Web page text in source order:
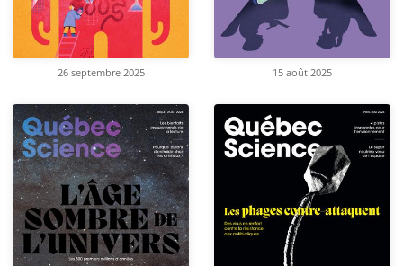
26 septembre 2025 15 août 2025